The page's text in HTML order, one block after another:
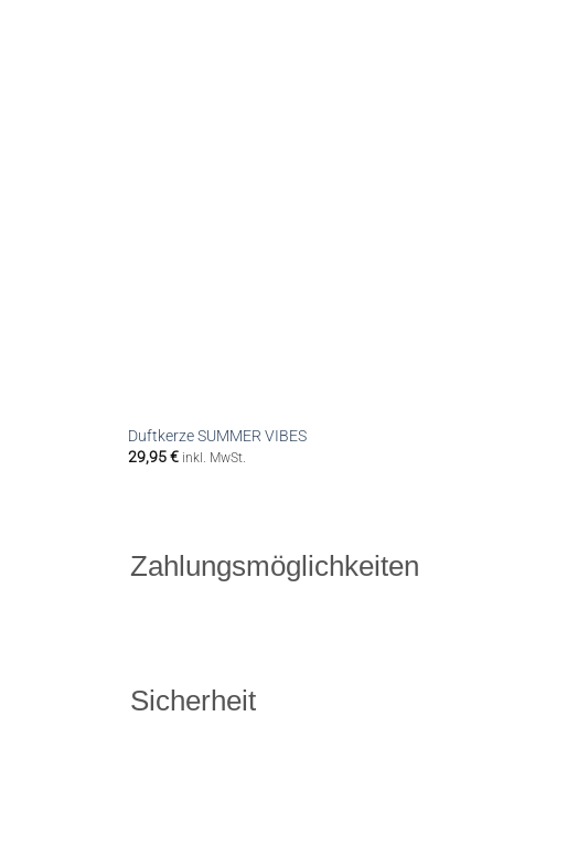
Duftkerze SUMMER VIBES
29,95€ inkl. MwSt.
Zahlungsmöglichkeiten
Sicherheit